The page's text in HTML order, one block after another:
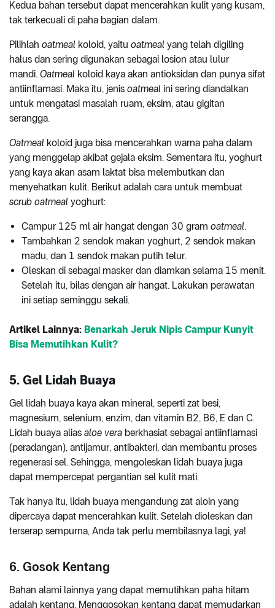
Kedua bahan tersebut dapat mencerahkan kulit yang kusam,
tak terkecuali di paha bagian dalam.
Pilihlah oatmeal koloid, yaitu oatmeal yang telah digiling
halus dan sering digunakan sebagai losion atau lulur
mandi. Oatmeal koloid kaya akan antioksidan dan punya sifat
antiinflamasi. Maka itu, jenis oatmeal ini sering diandalkan
untuk mengatasi masalah ruam, eksim, atau gigitan
serangga.
Oatmeal koloid juga bisa mencerahkan warna paha dalam
yang menggelap akibat gejala eksim. Sementara itu, yoghurt
yang kaya akan asam laktat bisa melembutkan dan
menyehatkan kulit. Berikut adalah cara untuk membuat
scrub oatmeal yoghurt:
Campur 125 ml air hangat dengan 30 gram oatmeal.
Tambahkan 2 sendok makan yoghurt, 2 sendok makan
madu, dan 1 sendok makan putih telur.
Oleskan di sebagai masker dan diamkan selama 15 menit.
Setelah itu, bilas dengan air hangat. Lakukan perawatan
ini setiap seminggu sekali.
Artikel Lainnya: Benarkah Jeruk Nipis Campur Kunyit
Bisa Memutihkan Kulit?
5. Gel Lidah Buaya
Gel lidah buaya kaya akan mineral, seperti zat besi,
magnesium, selenium, enzim, dan vitamin B2, B6, E dan C.
Lidah buaya alias aloe vera berkhasiat sebagai antiinflamasi
(peradangan), antijamur, antibakteri, dan membantu proses
regenerasi sel. Sehingga, mengoleskan lidah buaya juga
dapat mempercepat pergantian sel kulit mati.
Tak hanya itu, lidah buaya mengandung zat aloin yang
dipercaya dapat mencerahkan kulit. Setelah dioleskan dan
terserap sempurna, Anda tak perlu membilasnya lagi, ya!
6. Gosok Kentang
Bahan alami lainnya yang dapat memutihkan paha hitam
adalah kentang. Menggosokan kentang dapat memudarkan